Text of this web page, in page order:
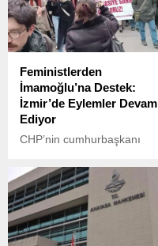
Feministlerden
İmamoğlu’na Destek:
İzmir’de Eylemler Devam
Ediyor
CHP’nin cumhurbaşkanı
Büyükşehir Belediye
Başkanı Ekrem
İmamoğlu’nun gözaltına
alınarak tutuklanmasının
ardından başlayan